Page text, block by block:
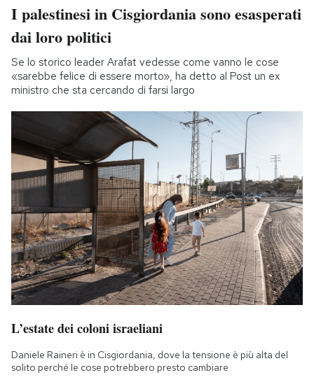
I palestinesi in Cisgiordania sono esasperati
dai loro politici
Se lo storico leader Arafat vedesse come vanno le cose
«sarebbe felice di essere morto», ha detto al Post un ex
ministro che sta cercando di farsi largo
L’estate dei coloni israeliani
Daniele Raineri è in Cisgiordania, dove la tensione è più alta del
solito perché le cose potrebbero presto cambiare